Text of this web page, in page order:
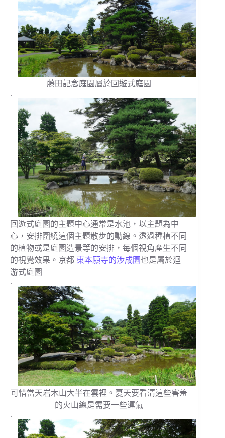
藤田記念庭園屬於回遊式庭園
.
回遊式庭園的主題中心通常是水池，以主題為中
心，安排圍繞這個主題散步的動線。透過種植不同
的植物或是庭園造景等的安排，每個視角產生不同
的視覺效果。京都 東本願寺的涉成園也是屬於迴
游式庭園
.
可惜當天岩木山大半在雲裡。夏天要看清這些害羞
的火山總是需要一些運氣
.